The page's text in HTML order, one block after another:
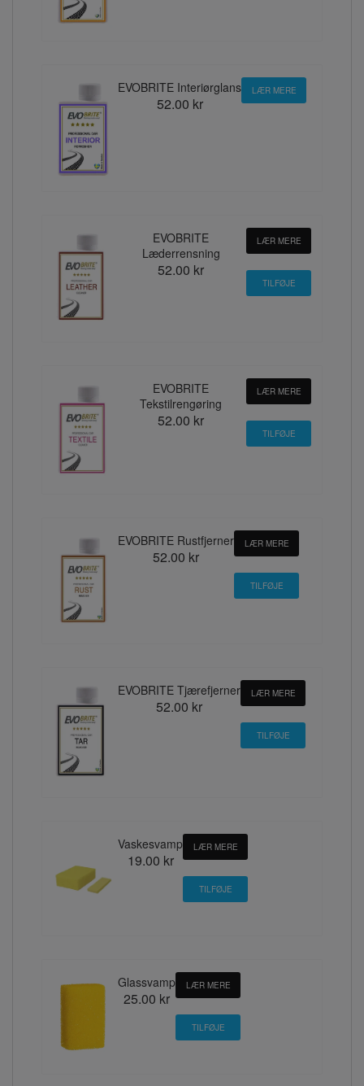
EVOBRITE Interiørglans
52.00 kr
LÆR MERE
EVOBRITE
Læderrensning
52.00 kr
LÆR MERE
EVOBRITE
Tekstilrengøring
52.00 kr
LÆR MERE
EVOBRITE Rustfjerner
52.00 kr
LÆR MERE
EVOBRITE Tjærefjerner
52.00 kr
LÆR MERE
Vaskesvamp
19.00 kr
LÆR MERE
Glassvamp
25.00 kr
LÆR MERE